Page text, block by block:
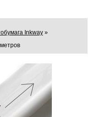
Inkway »